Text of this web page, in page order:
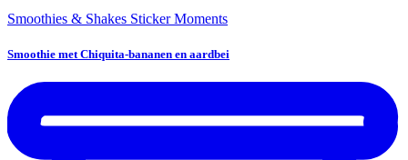
Smoothies & Shakes Sticker Moments
Smoothie met Chiquita-bananen en aardbei